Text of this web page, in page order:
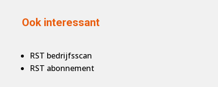
Ook interessant
RST bedrijfsscan
RST abonnement